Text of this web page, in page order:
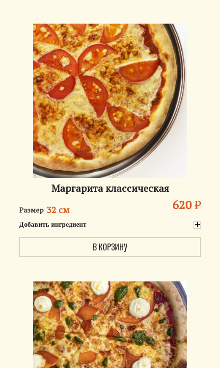
Маргарита классическая
Размер 32 см 620₽
Добавить ингредиент
В КОРЗИНУ